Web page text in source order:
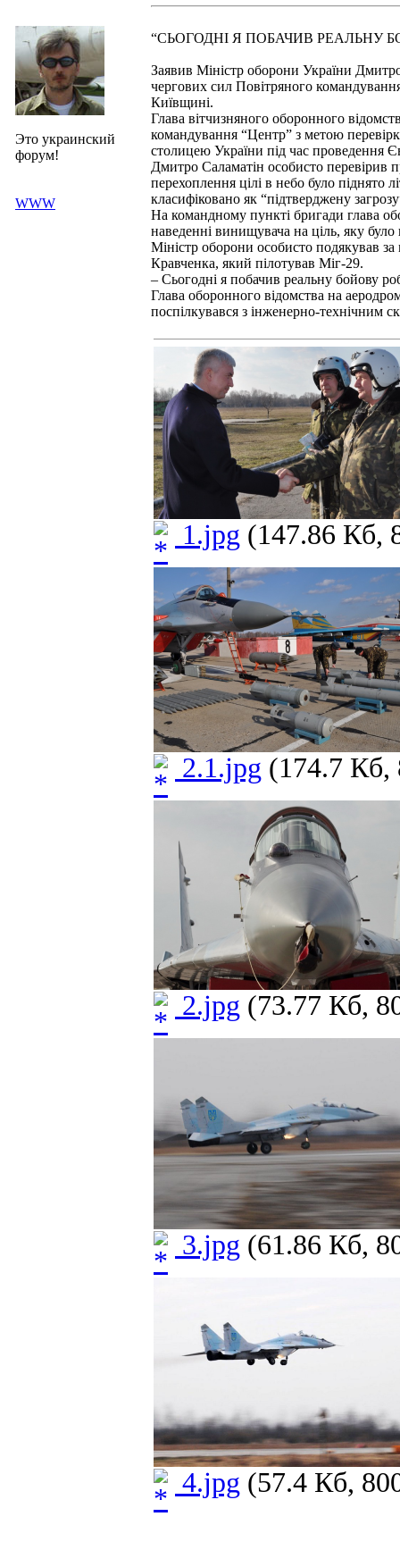
Это украинский
форум!
WWW
“СЬОГОДНІ Я ПОБАЧИВ РЕАЛЬНУ
Заявив Міністр оборони України Дмитро
чергових сил Повітряного
Київщині.
Глава вітчизняного оборонного
командування “Центр” з метою
столицею України під час проведення
Дмитро Саламатін особисто перевірив
перехоплення цілі в небо було піднято
класифіковано як “підтверджену
На командному пункті бригади глава
наведенні винищувача на ціль, яку
Міністр оборони особисто подякував
Кравченка, який пілотував Міг-29.
– Сьогодні я побачив реальну бойову
Глава оборонного відомства на
поспілкувався з інженерно-технічним
1.jpg (147.86 Кб,
2.1.jpg (174.7 Кб,
2.jpg (73.77 Кб,
3.jpg (61.86 Кб,
4.jpg (57.4 Кб,